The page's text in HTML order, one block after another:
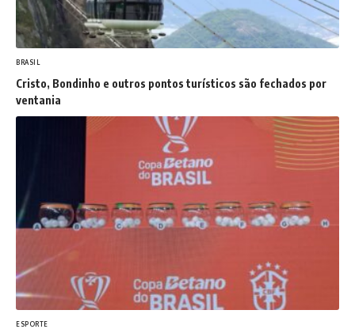
BRASIL
Cristo, Bondinho e outros pontos turísticos são fechados por
ventania
ESPORTE